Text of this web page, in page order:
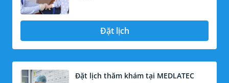
Đặt lịch
Đặt lịch thăm khám tại MEDLATEC